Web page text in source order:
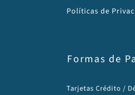
Políticas de
Formas de
Tarjetas Crédito /